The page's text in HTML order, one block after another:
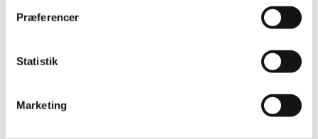
Præferencer
Statistik
Marketing